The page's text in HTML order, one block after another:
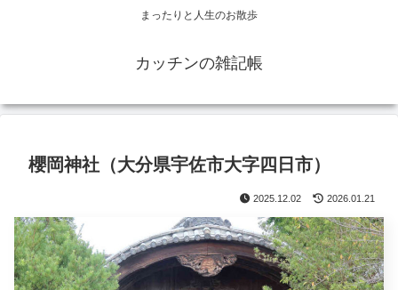
まったりと人生のお散歩
カッチンの雑記帳
櫻岡神社（大分県宇佐市大字四日市）
2025.12.02 2026.01.21